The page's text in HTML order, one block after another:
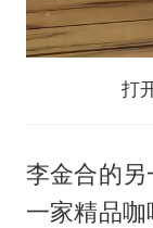
打
李金合的
一家精品